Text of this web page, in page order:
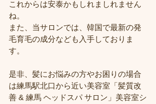
これからは安泰かもしれましれません
ね。
また、当サロンでは、韓国で最新の発
毛育毛の成分なども入手しておりま
す。
是非、髪にお悩みの方やお困りの場合
は練馬駅北口から近い美容室「髪質改
善 & 練馬 ヘッドスパ サロン」美容室シ